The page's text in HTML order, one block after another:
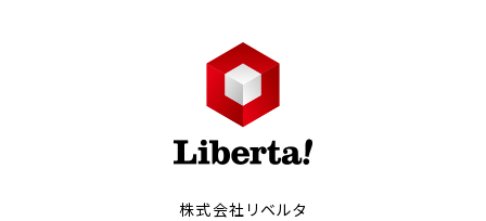
株式会社リベルタ